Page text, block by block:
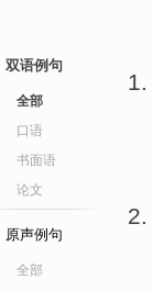
双语例句
全部
口语
书面语
论文
原声例句
全部